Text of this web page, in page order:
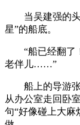
当吴建强的头
星”的船底。
“船已经翻了！
老伴儿……”
船上的导游张
从办公室走回卧
句“好像碰上大麻